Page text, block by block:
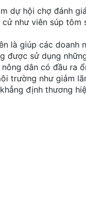
dự hội chợ đánh
như viên súp tôm
là giúp các doanh
được sử dụng
dân có đầu ra
trường như giảm
định thương